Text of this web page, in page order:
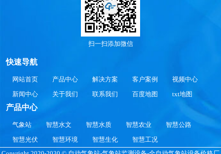
扫一扫添加微信
快速导航
网站首页 产品中心 解决方案 客户案例
视频中心
新闻中心
关于我们 联系我们 百度地图 txt地图
产品中心
气象站 智慧水文 智慧水质 智慧农业
智慧公路
智慧光伏
智慧环境 智慧生化
智慧工况